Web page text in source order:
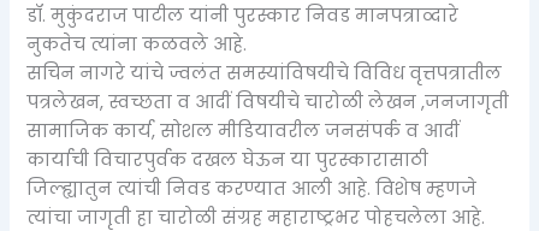
डॉ. मुकुंदराज पाटील यांनी पुरस्कार निवड मानपत्राव्दारे
नुकतेच त्यांना कळवले आहे.
सचिन नागरे यांचे ज्वलंत समस्यांविषयीचे विविध वृत्तपत्रातील
पत्रलेखन, स्वच्छता व आदीं विषयीचे चारोळी लेखन ,जनजागृती
सामाजिक कार्य, सोशल मीडियावरील जनसंपर्क व आदीं
कार्याची विचारपुर्वक दखल घेऊन या पुरस्कारासाठी
जिल्ह्यातुन त्यांची निवड करण्यात आली आहे. विशेष म्हणजे
त्यांचा जागृती हा चारोळी संग्रह महाराष्ट्रभर पोहचलेला आहे.